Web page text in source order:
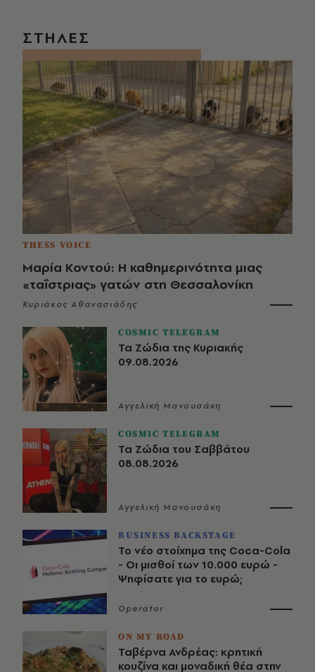
ΣΤΗΛΕΣ
THESS VOICE
Μαρία Κοντού: Η καθημερινότητα μιας
«ταΐστριας» γατών στη Θεσσαλονίκη
Κυριάκος Αθανασιάδης
COSMIC TELEGRAM
Τα Ζώδια της Κυριακής
09.08.2026
Αγγελική Μανουσάκη
COSMIC TELEGRAM
Τα Ζώδια του Σαββάτου
08.08.2026
Αγγελική Μανουσάκη
BUSINESS BACKSTAGE
Το νέο στοίχημα της Coca-Cola
- Οι μισθοί των 10.000 ευρώ -
Ψηφίσατε για το ευρώ;
Operator
ON MY ROAD
Ταβέρνα Ανδρέας: κρητική
κουζίνα και μοναδική θέα στην